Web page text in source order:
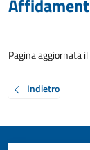
Pagina aggiornata
Indietro